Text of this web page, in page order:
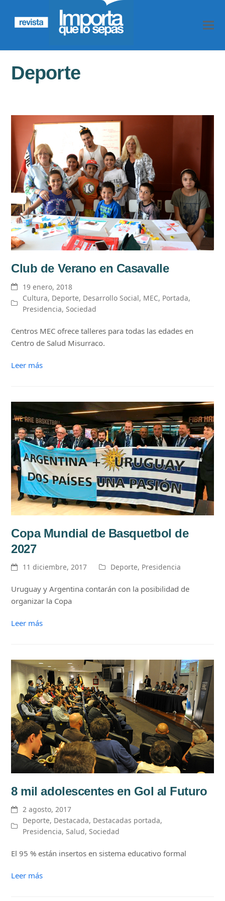
Deporte
Club de Verano en Casavalle
19 enero, 2018
Cultura, Deporte, Desarrollo Social, MEC, Portada,
Presidencia,Sociedad
Centros MEC ofrece talleres para todas las edades en
Centro de Salud Misurraco.
Leer más
Copa Mundial de Basquetbol de
2027
11 diciembre, 2017 Deporte, Presidencia
Uruguay y Argentina contarán con la posibilidad de
organizar la Copa
Leer más
8 mil adolescentes en Gol al Futuro
2 agosto, 2017
Deporte, Destacada, Destacadas portada,
Presidencia,Salud,Sociedad
El 95 % están insertos en sistema educativo formal
Leer más